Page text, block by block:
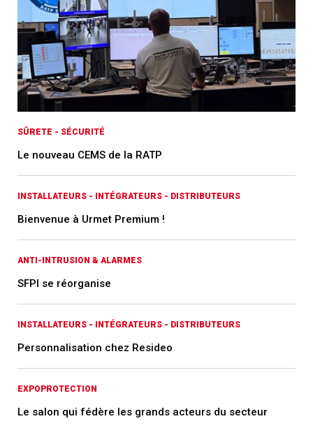
SÛRETE - SÉCURITÉ
Le nouveau CEMS de la RATP
INSTALLATEURS - INTÉGRATEURS - DISTRIBUTEURS
Bienvenue à Urmet Premium !
ANTI-INTRUSION & ALARMES
SFPI se réorganise
INSTALLATEURS - INTÉGRATEURS - DISTRIBUTEURS
Personnalisation chez Resideo
EXPOPROTECTION
Le salon qui fédère les grands acteurs du secteur